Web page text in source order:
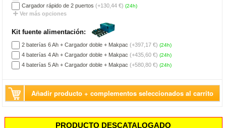
Cargador rápido de 2 puertos (+130,44 €) (24h)
Ver más opciones
Kit fuente alimentación:
2 baterías 6 Ah + Cargador doble + Makpac (+397,17 €) (24h)
4 baterías 4 Ah + Cargador doble + Makpac (+435,60 €) (24h)
4 baterías 5 Ah + Cargador doble + Makpac (+580,80 €) (24h)
Añadir producto + complementos seleccionados al carrito
PRODUCTO DESCATALOGADO